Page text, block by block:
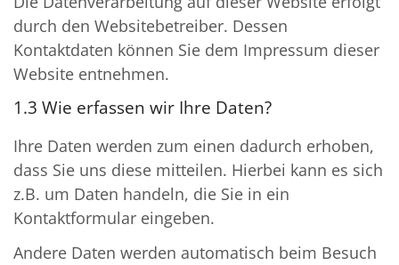
durch den Websitebetreiber. Dessen
Kontaktdaten können Sie dem Impressum dieser
Website entnehmen.
1.3 Wie erfassen wir Ihre Daten?
Ihre Daten werden zum einen dadurch erhoben,
dass Sie uns diese mitteilen. Hierbei kann es sich
z.B. um Daten handeln, die Sie in ein
Kontaktformular eingeben.
Andere Daten werden automatisch beim Besuch